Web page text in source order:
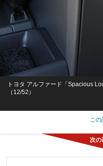
トヨタ アルファード「Spacious
（12/52）
こ